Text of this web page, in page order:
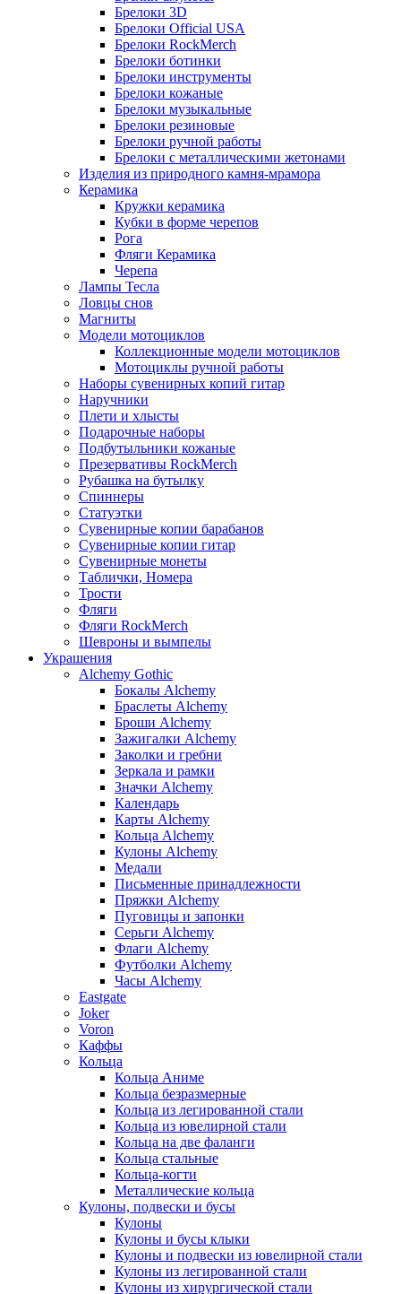
Брелоки 3D
Брелоки Official USA
Брелоки RockMerch
Брелоки ботинки
Брелоки инструменты
Брелоки кожаные
Брелоки музыкальные
Брелоки резиновые
Брелоки ручной работы
Брелоки с металлическими жетонами
Изделия из природного камня-мрамора
Керамика
Кружки керамика
Кубки в форме черепов
Рога
Фляги Керамика
Черепа
Лампы Тесла
Ловцы снов
Магниты
Модели мотоциклов
Коллекционные модели мотоциклов
Мотоциклы ручной работы
Наборы сувенирных копий гитар
Наручники
Плети и хлысты
Подарочные наборы
Подбутыльники кожаные
Презервативы RockMerch
Рубашка на бутылку
Спиннеры
Статуэтки
Сувенирные копии барабанов
Сувенирные копии гитар
Сувенирные монеты
Таблички, Номера
Трости
Фляги
Фляги RockMerch
Шевроны и вымпелы
Украшения
Alchemy Gothic
Бокалы Alchemy
Браслеты Alchemy
Броши Alchemy
Зажигалки Alchemy
Заколки и гребни
Зеркала и рамки
Значки Alchemy
Календарь
Карты Alchemy
Кольца Alchemy
Кулоны Alchemy
Медали
Письменные принадлежности
Пряжки Alchemy
Пуговицы и запонки
Серьги Alchemy
Флаги Alchemy
Футболки Alchemy
Часы Alchemy
Eastgate
Joker
Voron
Каффы
Кольца
Кольца Аниме
Кольца безразмерные
Кольца из легированной стали
Кольца из ювелирной стали
Кольца на две фаланги
Кольца стальные
Кольца-когти
Металлические кольца
Кулоны, подвески и бусы
Кулоны
Кулоны и бусы клыки
Кулоны и подвески из ювелирной стали
Кулоны из легированной стали
Кулоны из хирургической стали